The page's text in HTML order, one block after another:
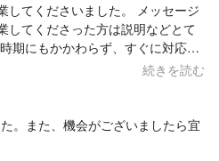
してくださいました。 メッセージ
してくださった方は説明などとて
期にもかかわらず、すぐに対応し
続きを読む
。また、機会がございましたら宜